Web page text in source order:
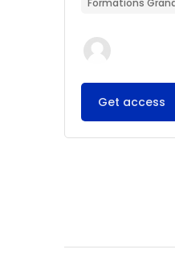
Formations
Get access